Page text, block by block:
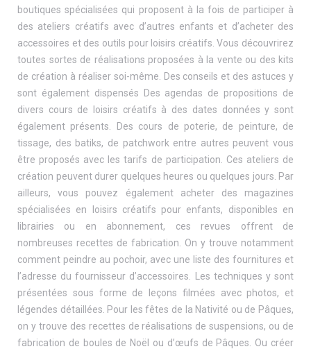
boutiques spécialisées qui proposent à la fois de participer à
des ateliers créatifs avec d’autres enfants et d’acheter des
accessoires et des outils pour loisirs créatifs. Vous découvrirez
toutes sortes de réalisations proposées à la vente ou des kits
de création à réaliser soi-même. Des conseils et des astuces y
sont également dispensés Des agendas de propositions de
divers cours de loisirs créatifs à des dates données y sont
également présents. Des cours de poterie, de peinture, de
tissage, des batiks, de patchwork entre autres peuvent vous
être proposés avec les tarifs de participation. Ces ateliers de
création peuvent durer quelques heures ou quelques jours. Par
ailleurs, vous pouvez également acheter des magazines
spécialisées en loisirs créatifs pour enfants, disponibles en
librairies ou en abonnement, ces revues offrent de
nombreuses recettes de fabrication. On y trouve notamment
comment peindre au pochoir, avec une liste des fournitures et
l’adresse du fournisseur d’accessoires. Les techniques y sont
présentées sous forme de leçons filmées avec photos, et
légendes détaillées. Pour les fêtes de la Nativité ou de Pâques,
on y trouve des recettes de réalisations de suspensions, ou de
fabrication de boules de Noël ou d’œufs de Pâques. Ou créer